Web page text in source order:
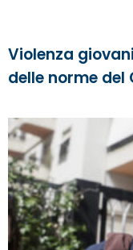
Violenza
delle norme del